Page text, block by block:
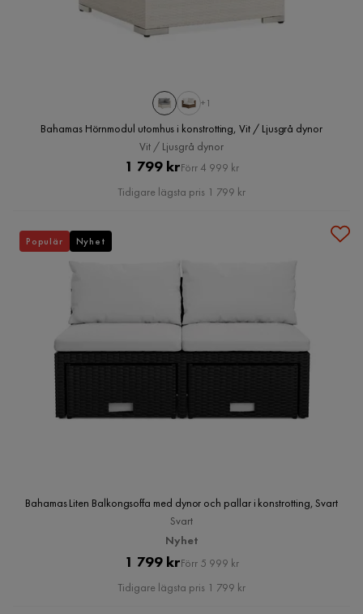
+1
Bahamas Hörnmodul utomhus i konstrotting, Vit / Ljusgrå dynor
Vit / Ljusgrå dynor
Pris
1 799 krOriginal
Pris
Förr 4 999 kr
Tidigare lägsta pris 1 799 kr
Bahamas Liten Balkongsoffa med dynor och pallar i konstrotting, Svart
Svart
Nyhet
Pris
1 799 krOriginal
Pris
Förr 5 999 kr
Tidigare lägsta pris 1 799 kr
Populär Nyhet